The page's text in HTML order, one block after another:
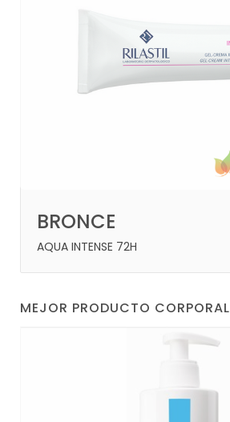
BRONCE
AQUA INTENSE 72H
MEJOR PRODUCTO CORPORAL